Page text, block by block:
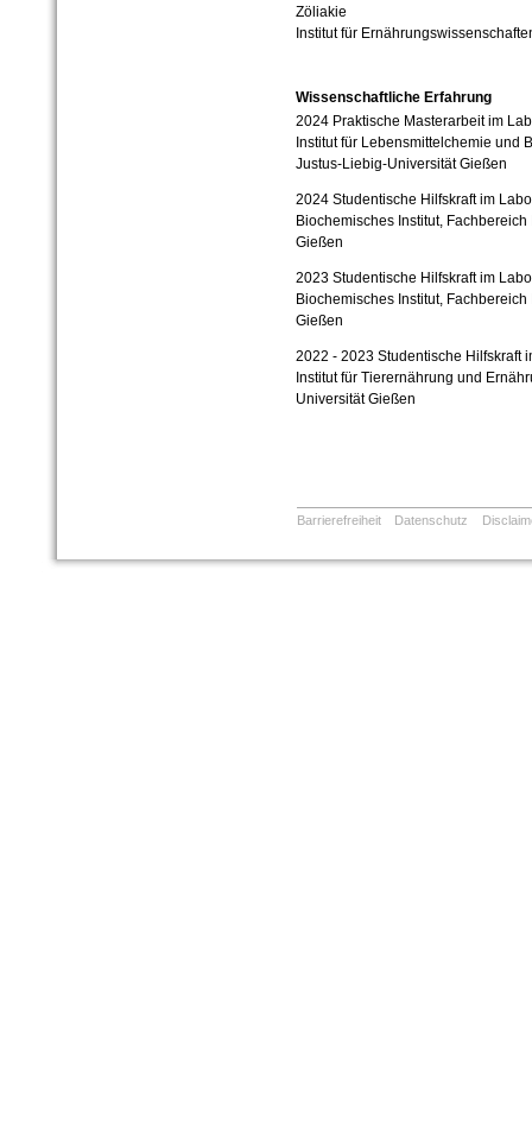
Zöliakie
Institut für
Wissenschaftliche Erfahrung
2024 Praktische Masterarbeit im
Institut für Lebensmittelchemie und
Justus-Liebig-Universität Gießen
2024 Studentische Hilfskraft im
Biochemisches Institut,
Gießen
2023 Studentische Hilfskraft im
Biochemisches Institut,
Gießen
2022 - 2023 Studentische Hilfskraft
Institut für Tierernährung und
Universität Gießen
Barrierefreiheit Datenschutz